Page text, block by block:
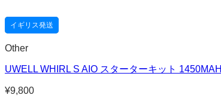
イギリス発送
Other
UWELL WHIRL S AIO スターターキット 1450MAH
¥9,800